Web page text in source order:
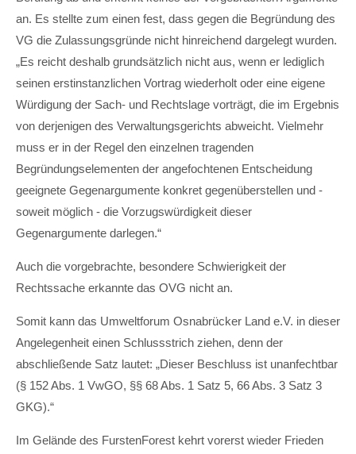
We offer support for our customers
Get in touch
Cybersteel Inc.
San Francisco, CA 94102
+44 1234 567 890
info@yourdomain.com
About us
Lorem ipsum dolor sit amet, consectetuer
adipiscing elit.
Aenean commodo ligula eget dolor. Aenean massa.
Cum sociis natoque penatibus et magnis dis parturient
ultricies nec.
an. Es stellte zum einen fest, dass gegen die Begründung des
VG die Zulassungsgründe nicht hinreichend dargelegt wurden.
„Es reicht deshalb grundsätzlich nicht aus, wenn er lediglich
seinen erstinstanzlichen Vortrag wiederholt oder eine eigene
Würdigung der Sach- und Rechtslage vorträgt, die im Ergebnis
von derjenigen des Verwaltungsgerichts abweicht. Vielmehr
muss er in der Regel den einzelnen tragenden
Begründungselementen der angefochtenen Entscheidung
geeignete Gegenargumente konkret gegenüberstellen und -
soweit möglich - die Vorzugswürdigkeit dieser
Gegenargumente darlegen.“
Auch die vorgebrachte, besondere Schwierigkeit der
Rechtssache erkannte das OVG nicht an.
Somit kann das Umweltforum Osnabrücker Land e.V. in dieser
Angelegenheit einen Schlussstrich ziehen, denn der
abschließende Satz lautet: „Dieser Beschluss ist unanfechtbar
(§ 152 Abs. 1 VwGO, §§ 68 Abs. 1 Satz 5, 66 Abs. 3 Satz 3
GKG).“
Im Gelände des FurstenForest kehrt vorerst wieder Frieden